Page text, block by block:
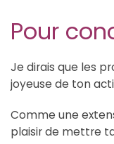
Pour
Je dirais que les
joyeuse de ton
Comme une
plaisir de mettre